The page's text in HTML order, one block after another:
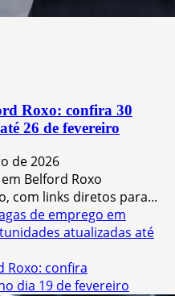
Roxo: confira 30
26 de fevereiro
de 2026
Belford Roxo
com links diretos para...
de emprego em
atualizadas até
Roxo: confira
dia 19 de fevereiro